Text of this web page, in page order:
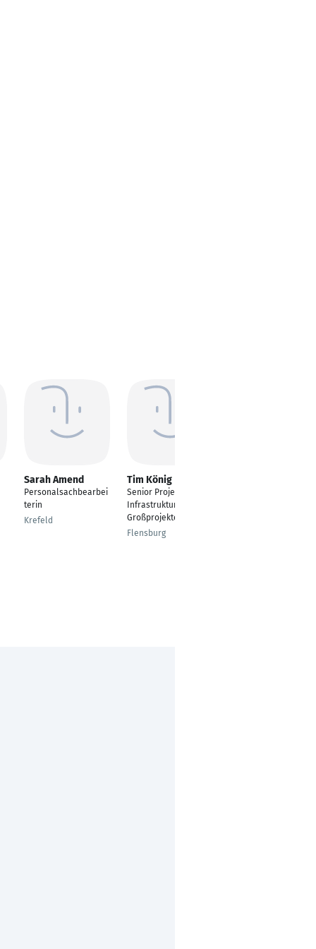
Sarah Amend
Personalsachbearbei
terin
Krefeld
Tim König
Senior Projektleitung
Infrastruktur
Großprojekte
Flensburg